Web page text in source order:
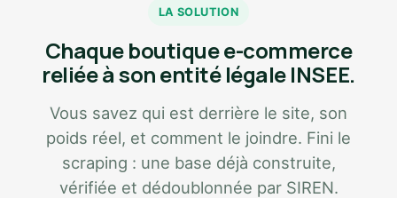
LA SOLUTION
Chaque boutique e-commerce
reliée à son entité légale INSEE.
Vous savez qui est derrière le site, son
poids réel, et comment le joindre. Fini le
scraping : une base déjà construite,
vérifiée et dédoublonnée par SIREN.